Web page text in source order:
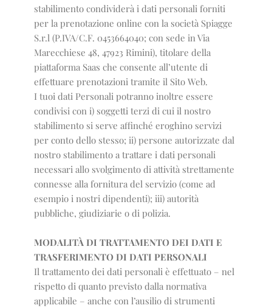
stabilimento condividerà i dati personali forniti
per la prenotazione online con la società Spiagge
S.r.l (P.IVA/C.F. 0453664040; con sede in Via
Marecchiese 48, 47923 Rimini), titolare della
piattaforma Saas che consente all’utente di
effettuare prenotazioni tramite il Sito Web.
I tuoi dati Personali potranno inoltre essere
condivisi con i) soggetti terzi di cui il nostro
stabilimento si serve affinché eroghino servizi
per conto dello stesso; ii) persone autorizzate dal
nostro stabilimento a trattare i dati personali
necessari allo svolgimento di attività strettamente
connesse alla fornitura del servizio (come ad
esempio i nostri dipendenti); iii) autorità
pubbliche, giudiziarie o di polizia.
MODALITÀ DI TRATTAMENTO DEI DATI E
TRASFERIMENTO DI DATI PERSONALI
Il trattamento dei dati personali è effettuato – nel
rispetto di quanto previsto dalla normativa
applicabile – anche con l’ausilio di strumenti